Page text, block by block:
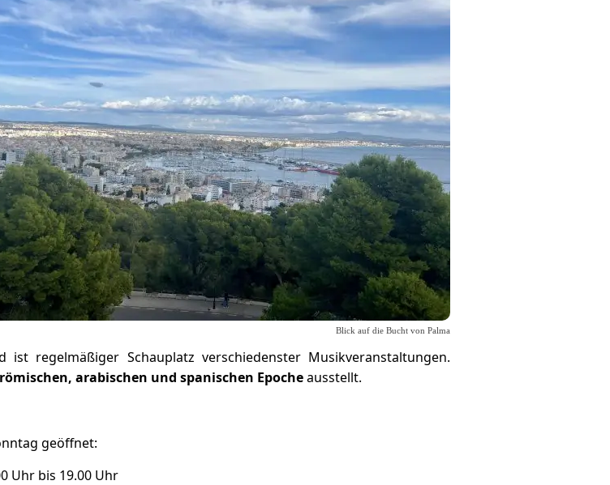
Blick auf die Bucht von Palma
ist regelmäßiger Schauplatz verschiedenster Musikveranstaltungen.
römischen, arabischen und spanischen Epocheausstellt.
geöffnet:
Uhr bis 19.00 Uhr